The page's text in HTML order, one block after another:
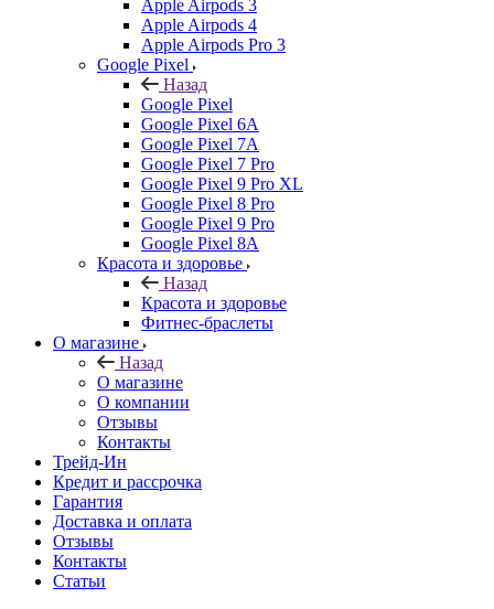
Apple Airpods 3
Apple Airpods 4
Apple Airpods Pro 3
Google Pixel
Назад
Google Pixel
Google Pixel 6A
Google Pixel 7А
Google Pixel 7 Pro
Google Pixel 9 Pro XL
Google Pixel 8 Pro
Google Pixel 9 Pro
Google Pixel 8A
Красота и здоровье
Назад
Красота и здоровье
Фитнес-браслеты
О магазине
Назад
О магазине
О компании
Отзывы
Контакты
Трейд-Ин
Кредит и рассрочка
Гарантия
Доставка и оплата
Отзывы
Контакты
Статьи